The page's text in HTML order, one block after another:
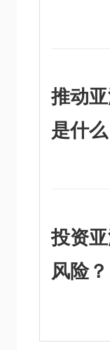
业关键中心
规模也很大
中国和印度
注于零售和
推动
是什么
策，也是重
定、技术进
的表现也是
一夜之间领
广泛的风险
投资
风险？
广泛的政治